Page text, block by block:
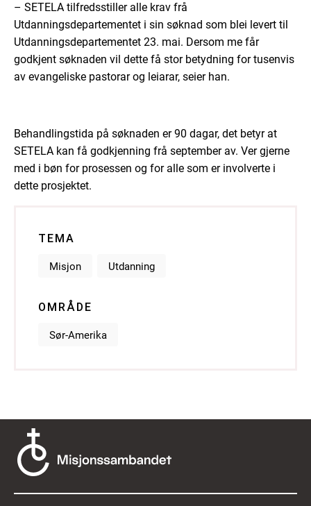
– SETELA tilfredsstiller alle krav frå
Utdanningsdepartementet i sin søknad som blei levert til
Utdanningsdepartementet 23. mai. Dersom me får
godkjent søknaden vil dette få stor betydning for tusenvis
av evangeliske pastorar og leiarar, seier han.
Behandlingstida på søknaden er 90 dagar, det betyr at
SETELA kan få godkjenning frå september av. Ver gjerne
med i bøn for prosessen og for alle som er involverte i
dette prosjektet.
TEMA
Misjon Utdanning
OMRÅDE
Sør-Amerika